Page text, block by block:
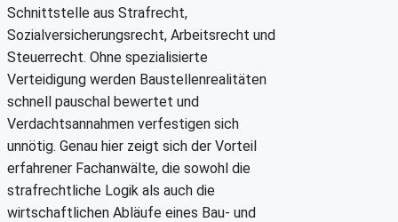
Schnittstelle aus Strafrecht,
Sozialversicherungsrecht, Arbeitsrecht und
Steuerrecht. Ohne spezialisierte
Verteidigung werden Baustellenrealitäten
schnell pauschal bewertet und
Verdachtsannahmen verfestigen sich
unnötig. Genau hier zeigt sich der Vorteil
erfahrener Fachanwälte, die sowohl die
strafrechtliche Logik als auch die
wirtschaftlichen Abläufe eines Bau- und